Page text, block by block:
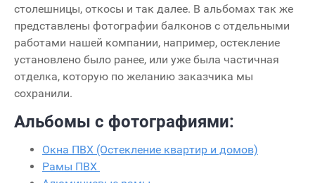
столешницы, откосы и так далее. В альбомах так же
представлены фотографии балконов с отдельными
работами нашей компании, например, остекление
установлено было ранее, или уже была частичная
отделка, которую по желанию заказчика мы
сохранили.
Альбомы с фотографиями:
Окна ПВХ (Остекление квартир и домов)
Рамы ПВХ